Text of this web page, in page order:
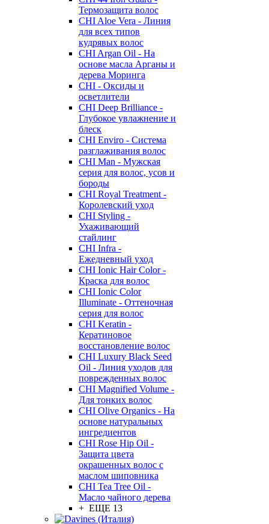
Термозащита волос
CHI Aloe Vera - Линия
для всех типов
кудрявых волос
CHI Argan Oil - На
основе масла Арганы и
дерева Моринга
CHI - Оксиды и
осветлители
CHI Deep Brilliance -
Глубокое увлажнение и
блеск
CHI Enviro - Система
разглаживания волос
CHI Man - Мужская
серия для волос, усов и
бороды
CHI Royal Treatment -
Королевский уход
CHI Styling -
Ухаживающий
стайлинг
CHI Infra -
Ежедневный уход
CHI Ionic Hair Color -
Краска для волос
CHI Ionic Color
Illuminate - Оттеночная
серия для волос
CHI Keratin -
Кератиновое
восстановление волос
CHI Luxury Black Seed
Oil - Линия уходов для
поврежденных волос
CHI Magnified Volume -
Для тонких волос
CHI Olive Organics - На
основе натуральных
ингредиентов
CHI Rose Hip Oil -
Защита цвета
окрашенных волос с
маслом шиповника
CHI Tea Tree Oil -
Масло чайного дерева
+ ЕЩЕ 13